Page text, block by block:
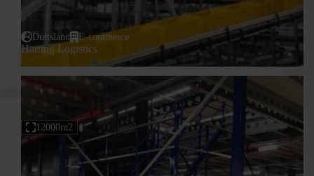
Duitsland E-commerce
Harting Logistics
12000m2